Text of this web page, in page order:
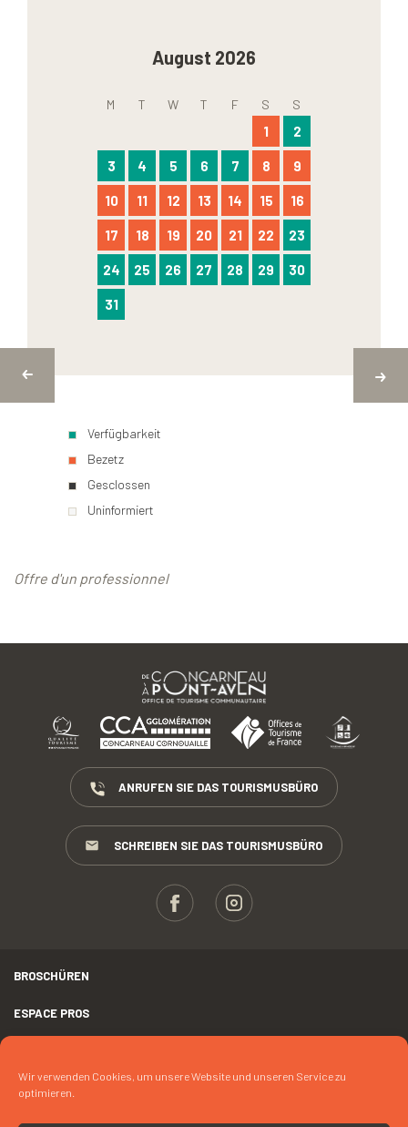
Wir verwenden Cookies, um unsere Website und unseren Service zu
optimieren.
August 2026
M T W T F S S
1 2
3 4 5 6 7 8 9
10 11 12 13 14 15 16
17 18 19 20 21 22 23
24 25 26 27 28 29 30
31
Verfügbarkeit
Bezetz
Gesclossen
Uninformiert
Offre d'un professionnel
ANRUFEN SIE DAS TOURISMUSBÜRO
SCHREIBEN SIE DAS TOURISMUSBÜRO
BROSCHÜREN
ESPACE PROS
RECHTLICHER HINWEIS